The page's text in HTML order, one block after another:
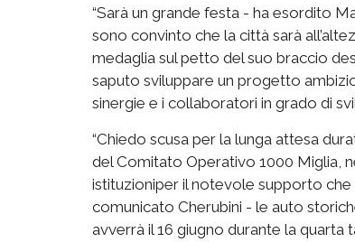
“Sarà un grande festa - ha esordito
sono convinto che la città sarà
medaglia sul petto del suo braccio
saputo sviluppare un progetto
sinergie e i collaboratori in grado di
“Chiedo scusa per la lunga attesa
del Comitato Operativo 1000 Miglia,
istituzioniper il notevole supporto che
comunicato Cherubini - le auto
avverrà il 16 giugno durante la quarta